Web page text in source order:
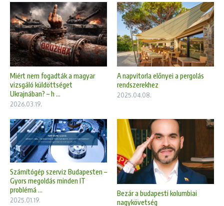
Miért nem fogadták a magyar
vizsgáló küldöttséget
Ukrajnában? – h ...
2026.03.19.
A napvitorla előnyei a pergolás
rendszerekhez
2025.04.08.
Számítógép szerviz Budapesten –
Gyors megoldás minden IT
problémá ...
2025.01.19.
Bezár a budapesti kolumbiai
nagykövetség